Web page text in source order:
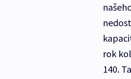
rok
140.